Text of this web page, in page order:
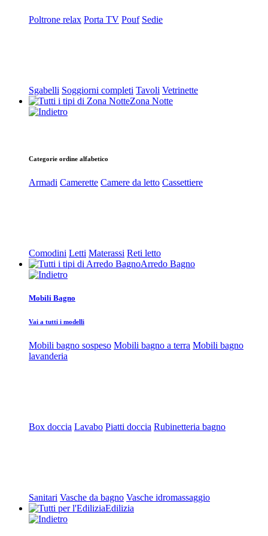
Poltrone relax Porta TV Pouf Sedie
Sgabelli Soggiorni completi Tavoli Vetrinette
Zona Notte
Categorie ordine alfabetico
Armadi Camerette Camere da letto Cassettiere
Comodini Letti Materassi Reti letto
Arredo Bagno
Mobili Bagno
Vai a tutti i modelli
Mobili bagno sospeso Mobili bagno a terra Mobili bagno
lavanderia
Box doccia Lavabo Piatti doccia Rubinetteria bagno
Sanitari Vasche da bagno Vasche idromassaggio
Edilizia